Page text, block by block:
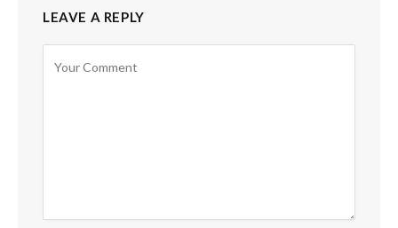
LEAVE A REPLY